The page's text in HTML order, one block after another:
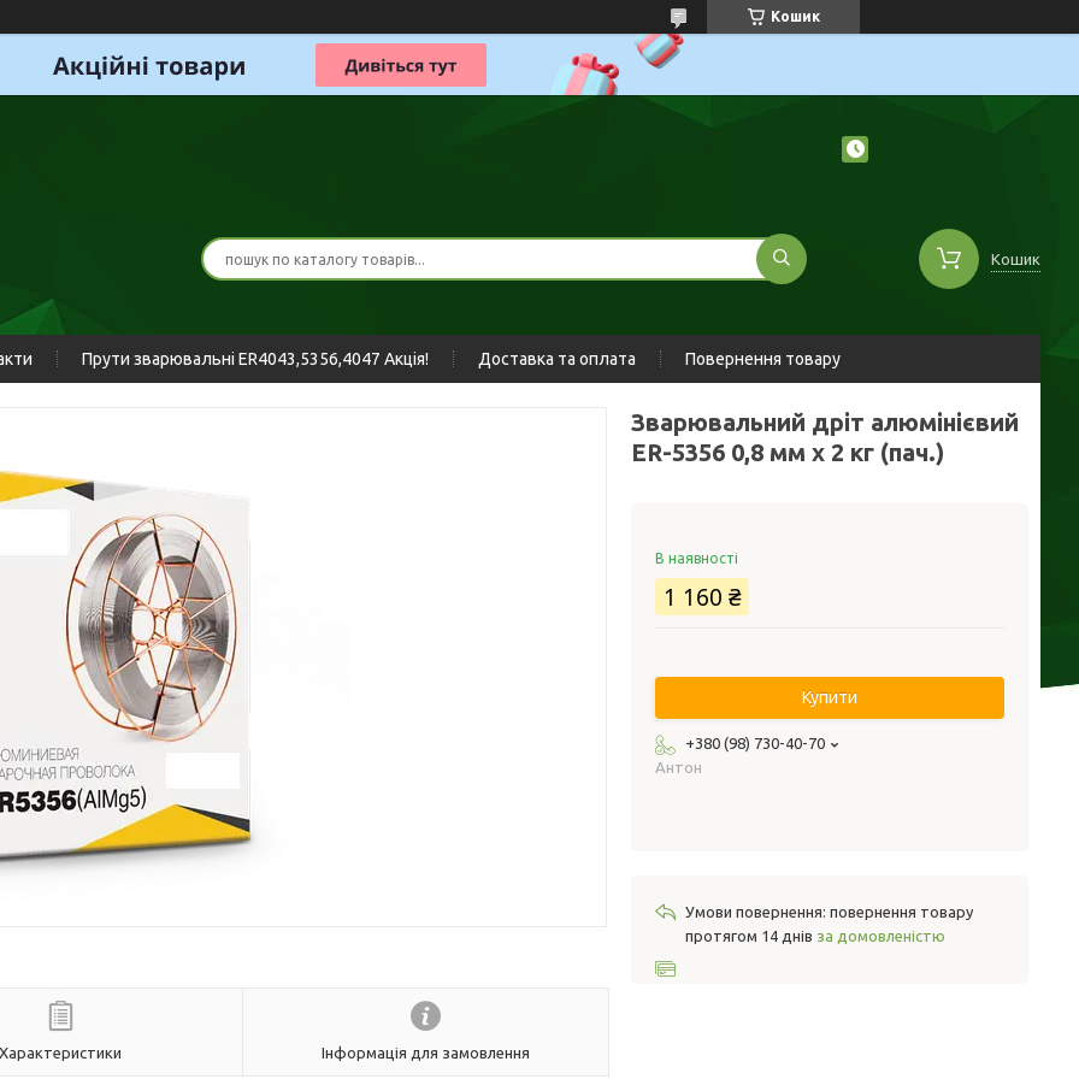
Кошик
Кошик
Прути зварювальні ER4043,5356,4047 Акція! Доставка та оплата Повернення товару
Характеристики Інформація для замовлення
Зварювальний дріт алюмінієвий
ER-5356 0,8 мм х 2 кг (пач.)
В наявності
1 160 ₴
Купити
+380 (98) 730-40-70
Антон
повернення товару
протягом 14 днів за домовленістю